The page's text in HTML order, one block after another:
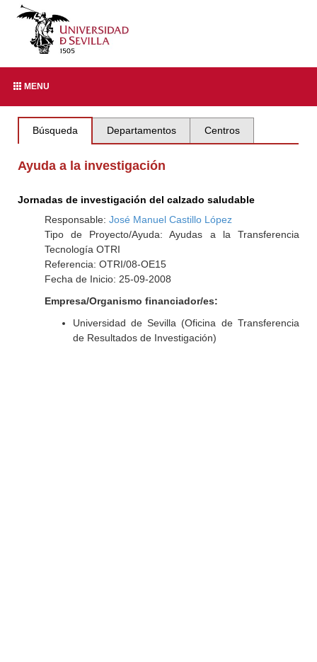
MENU
Búsqueda Departamentos Centros
Ayuda a la investigación
Jornadas de investigación del calzado saludable
Responsable: José Manuel Castillo López
Tipo de Proyecto/Ayuda: Ayudas a la Transferencia
Tecnología OTRI
Referencia: OTRI/08-OE15
Fecha de Inicio: 25-09-2008
Empresa/Organismo financiador/es:
Universidad de Sevilla (Oficina de Transferencia
de Resultados de Investigación)